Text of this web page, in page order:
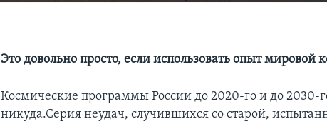
Это довольно просто, если использовать опыт мировой
Космические программы России до 2020-го и до 2030-
никуда.Серия неудач, случившихся со старой,